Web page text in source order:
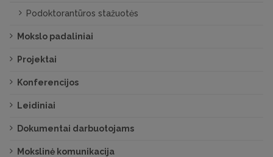
Podoktorantūros stažuotės
Mokslo padaliniai
Projektai
Konferencijos
Leidiniai
Dokumentai darbuotojams
Mokslinė komunikacija